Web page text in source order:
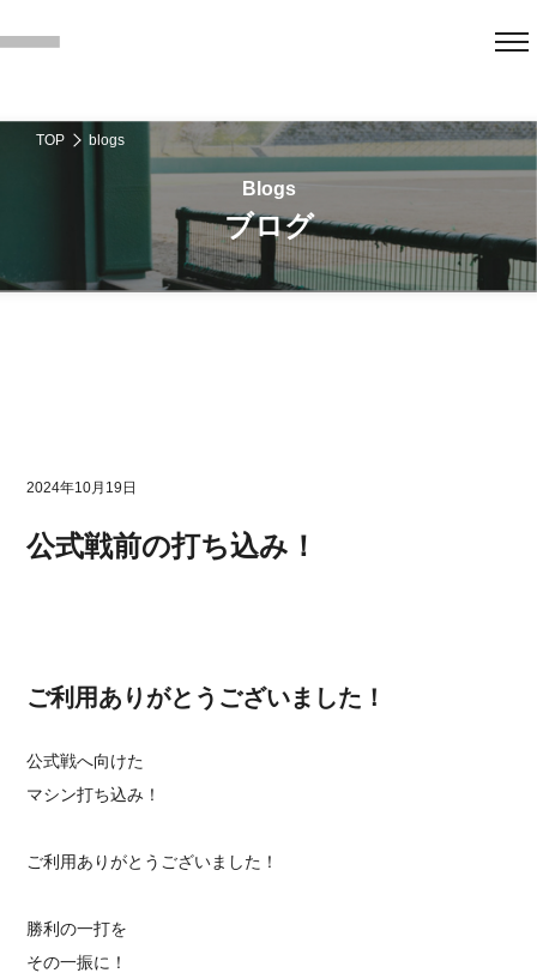
TOP blogs
ブログ
2024年10月19日
公式戦前の打ち込み！
ご利用ありがとうございました！
公式戦へ向けた
マシン打ち込み！
ご利用ありがとうございました！
勝利の一打を
その一振に！